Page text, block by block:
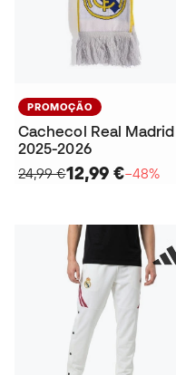
PROMOÇÃO
Cachecol Real Madrid
2025-2026
24,99 €12,99 €−48%